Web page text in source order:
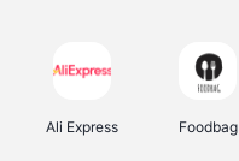
Ali Express Foodbag